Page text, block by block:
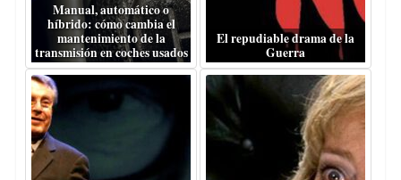
Manual, automático o
híbrido: cómo cambia el
mantenimiento de la
transmisión en coches usados
El repudiable drama de la
Guerra